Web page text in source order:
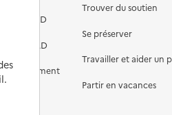
en EHPAD
en EHPAD
en
Trouver du soutien
Se préserver
Travailler et aider un
Partir en vacances